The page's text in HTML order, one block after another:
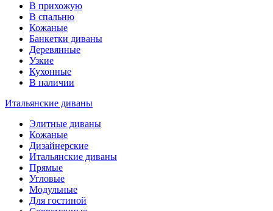
В прихожую
В спальню
Кожаные
Банкетки диваны
Деревянные
Узкие
Кухонные
В наличии
Итальянские диваны
Элитные диваны
Кожаные
Дизайнерские
Итальянские диваны
Прямые
Угловые
Модульные
Для гостиной